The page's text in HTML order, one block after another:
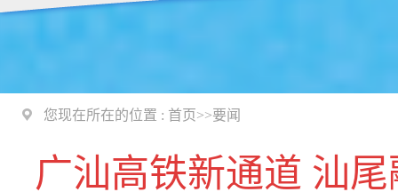
您现在所在的位置 : 首页>>要闻
广汕高铁新通道 汕